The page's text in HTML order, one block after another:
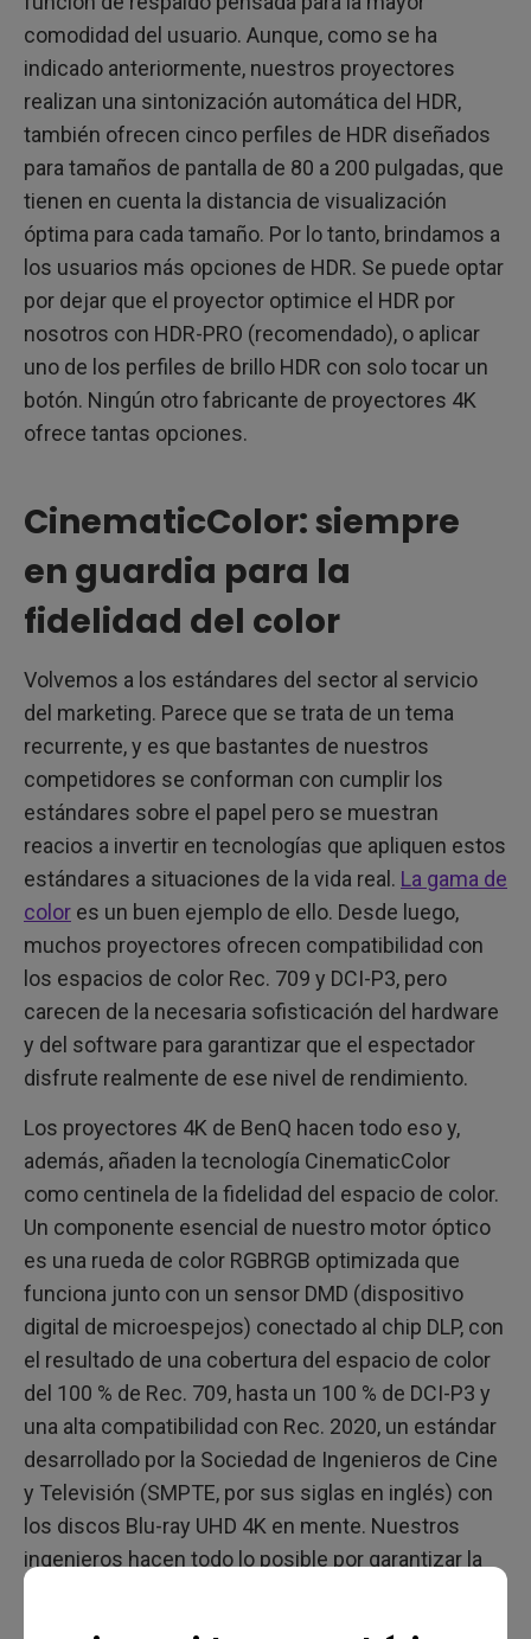
comodidad del usuario. Aunque, como se ha
indicado anteriormente, nuestros proyectores
realizan una sintonización automática del HDR,
también ofrecen cinco perfiles de HDR diseñados
para tamaños de pantalla de 80 a 200 pulgadas, que
tienen en cuenta la distancia de visualización
óptima para cada tamaño. Por lo tanto, brindamos a
los usuarios más opciones de HDR. Se puede optar
por dejar que el proyector optimice el HDR por
nosotros con HDR-PRO (recomendado), o aplicar
uno de los perfiles de brillo HDR con solo tocar un
botón. Ningún otro fabricante de proyectores 4K
ofrece tantas opciones.
CinematicColor: siempre
en guardia para la
fidelidad del color
Volvemos a los estándares del sector al servicio
del marketing. Parece que se trata de un tema
recurrente, y es que bastantes de nuestros
competidores se conforman con cumplir los
estándares sobre el papel pero se muestran
reacios a invertir en tecnologías que apliquen estos
estándares a situaciones de la vida real. La gama de
color es un buen ejemplo de ello. Desde luego,
muchos proyectores ofrecen compatibilidad con
los espacios de color Rec. 709 y DCI-P3, pero
carecen de la necesaria sofisticación del hardware
y del software para garantizar que el espectador
disfrute realmente de ese nivel de rendimiento.
Los proyectores 4K de BenQ hacen todo eso y,
además, añaden la tecnología CinematicColor
como centinela de la fidelidad del espacio de color.
Un componente esencial de nuestro motor óptico
es una rueda de color RGBRGB optimizada que
funciona junto con un sensor DMD (dispositivo
digital de microespejos) conectado al chip DLP, con
el resultado de una cobertura del espacio de color
del 100 % de Rec. 709, hasta un 100 % de DCI-P3 y
una alta compatibilidad con Rec. 2020, un estándar
desarrollado por la Sociedad de Ingenieros de Cine
y Televisión (SMPTE, por sus siglas en inglés) con
los discos Blu-ray UHD 4K en mente. Nuestros
ingenieros hacen todo lo posible por garantizar la